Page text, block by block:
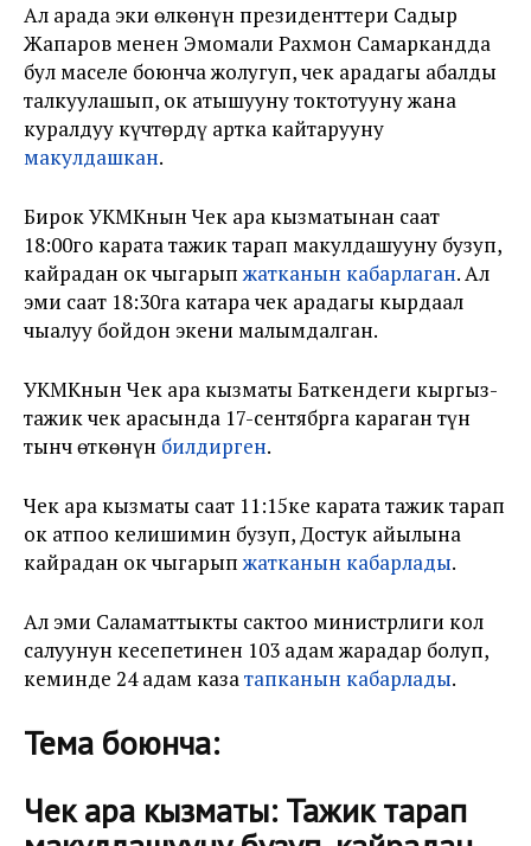
Ал арада эки өлкөнүн президенттери Садыр
Жапаров менен Эмомали Рахмон Самаркандда
бул маселе боюнча жолугуп, чек арадагы абалды
талкуулашып, ок атышууну токтотууну жана
куралдуу күчтөрдү артка кайтарууну
макулдашкан.
Бирок УКМКнын Чек ара кызматынан саат
18:00го карата тажик тарап макулдашууну бузуп,
кайрадан ок чыгарыпжатканын кабарлаган. Ал
эми саат 18:30га катара чек арадагы кырдаал
чыңалуу бойдон экени малымдалган.
УКМКнын Чек ара кызматы Баткендеги кыргыз-
тажик чек арасында 17-сентябрга караган түн
тынч өткөнүн билдирген.
Чек ара кызматы саат 11:15ке карата тажик тарап
ок атпоо келишимин бузуп, Достук айылына
кайрадан ок чыгарыпжатканын кабарлады.
Ал эми Саламаттыкты сактоо министрлиги кол
салуунун кесепетинен 103 адам жарадар болуп,
кеминде 24 адам казатапканын кабарлады.
Тема боюнча:
Чек ара кызматы: Тажик тарап